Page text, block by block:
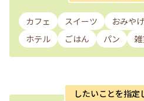
カフェ スイーツ おみやげ
ホテル
ごはん パン
したいことを指定